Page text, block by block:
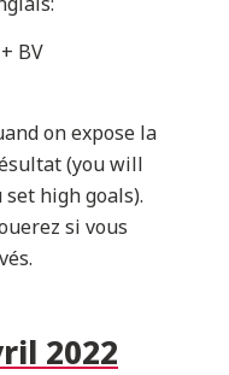
+ BV
on expose la
(you will
high goals).
si vous
2022